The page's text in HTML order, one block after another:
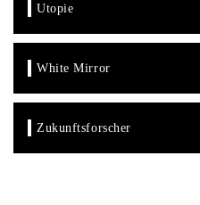
Utopie
White Mirror
Zukunftsforscher